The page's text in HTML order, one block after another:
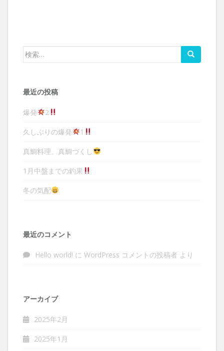
検索:
最近の投稿
爆発 2
久しぶりの爆発 1
真鯛料理、真鯛づくし
1月中盤までの釣果
冬の気配
最近のコメント
Hello world! に WordPress コメントの投稿者 より
アーカイブ
2025年2月
2025年1月